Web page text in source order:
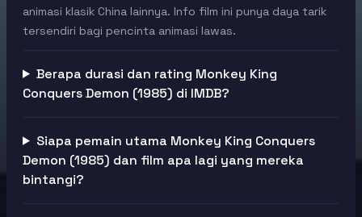
animasi klasik China lainnya. Info film ini punya daya tarik
tersendiri bagi pencinta animasi lawas.
Berapa durasi dan rating Monkey King
Conquers Demon (1985) di IMDB?
Siapa pemain utama Monkey King Conquers
Demon (1985) dan film apa lagi yang mereka
bintangi?